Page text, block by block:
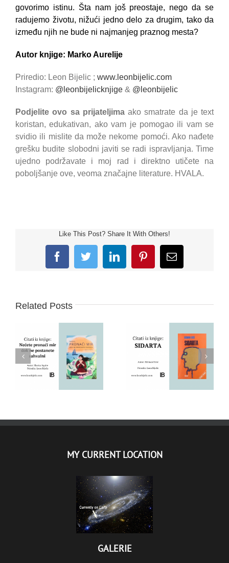
govorimo istinu. Šta nam još preostaje, nego da se
radujemo životu, nižući jedno delo za drugim, tako da
između njih ne bude ni najmanjeg praznog mesta?
Autor knjige: Marko Aurelije
Priredio: Leon Bijelic ; www.leonbijelic.com
Instagram: @leonbijelicknjige & @leonbijelic
Podjelite ovo sa prijateljimaako smatrate da je text
koristan, edukativan, ako vam je pomogao ili vam se
svidio ili mislite da može nekome pomoći. Ako nađete
grešku budite slobodni javiti se radi ispravljanja. Time
ujedno podržavate i moj rad i direktno utičete na
poboljšanje ove, veoma značajne literature. HVALA.
Like This Post? Share It With Others!
FacebookTwitterLinkedInPinterestEmail
Related Posts
PRONAĆI MIR –
ZAHVALNOST –
SREĆA – SLAVICA
SQUIRE – CITATI IZ
KNJIGE
SIDARTA – HERMAN
HESE – CITATI IZ
KNJIGE
MY CURRENT LOCATION
GALERIE